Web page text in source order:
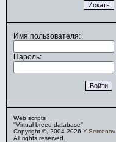
Имя пользователя:
Пароль:
Web scripts
''Virtual breed database''
Copyright ©, 2004-2026 Y.Semenov
All rights reserved.